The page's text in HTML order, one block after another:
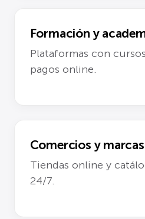
Formación y
Plataformas con
pagos online.
Comercios y marcas
Tiendas online y
24/7.